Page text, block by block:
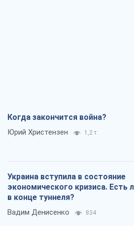
Когда закончится война?
Юрий Христензен 1,2 т.
Украина вступила в состояние
экономического кризиса. Есть
в конце туннеля?
Вадим Денисенко 834